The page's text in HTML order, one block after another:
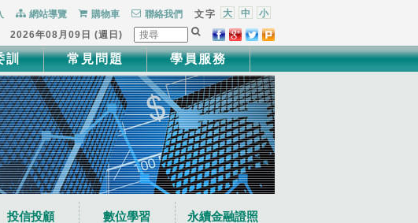
網站導覽 購物車 聯絡我們 文字 大 中
小
2026年08月09日 (週日)
訓 常見問題 學員服務
投信投顧 數位學習 永續金融證照